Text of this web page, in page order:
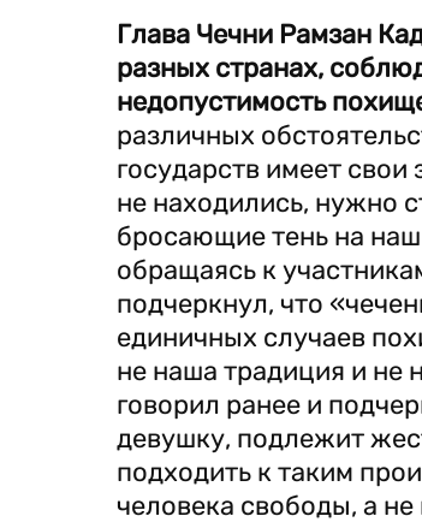
Глава Чечни Рамзан
разных странах,
недопустимость
различных
государств имеет
не находились, нужно
бросающие тень на
обращаясь к
подчеркнул, что
единичных случаев
не наша традиция и не
говорил ранее и
девушку, подлежит
подходить к таким
человека свободы, а